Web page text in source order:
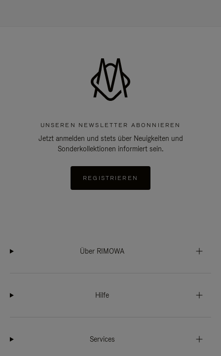
UNSEREN NEWSLETTER ABONNIEREN
Jetzt anmelden und stets über Neuigkeiten und
Sonderkollektionen informiert sein.
REGISTRIEREN
Über RIMOWA
Hilfe
Services